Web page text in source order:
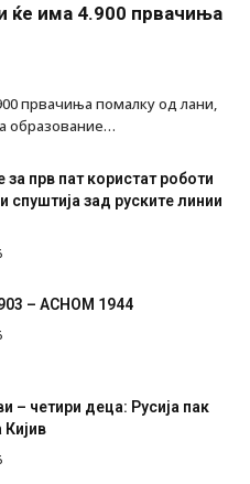
ќе има 4.900 првачиња
првачиња помалку од лани,
образование…
за прв пат користат роботи
спуштија зад руските линии
– АСНОМ 1944
– четири деца: Русија пак
Кијив